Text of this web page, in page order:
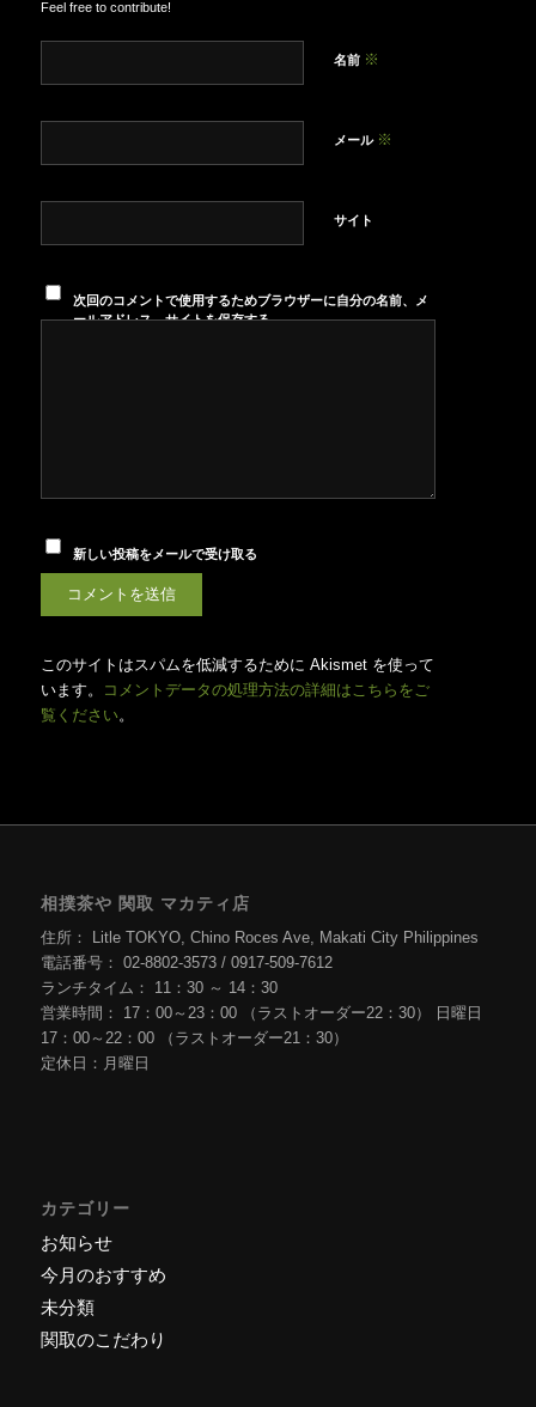
Feel free to contribute!
名前 ※
メール ※
サイト
次回のコメントで使用するためブラウザーに自分の名前、メ
ールアドレス、サイトを保存する。
新しい投稿をメールで受け取る
このサイトはスパムを低減するために Akismet を使って
います。
コメントデータの処理方法の詳細はこちらをご
覧ください。
相撲茶や 関取 マカティ店
住所： Litle TOKYO, Chino Roces Ave, Makati City Philippines
電話番号： 02-8802-3573 / 0917-509-7612
ランチタイム： 11：30 ～ 14：30
営業時間： 17：00～23：00 （ラストオーダー22：30） 日曜日
17：00～22：00 （ラストオーダー21：30）
定休日：月曜日
カテゴリー
お知らせ
今月のおすすめ
未分類
関取のこだわり